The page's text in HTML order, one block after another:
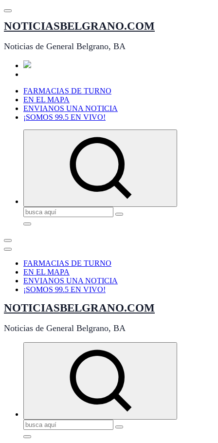
Saltar
contenido
NOTICIASBELGRANO.COM
Noticias de General Belgrano, BA
FARMACIAS DE TURNO
EN EL MAPA
ENVIANOS UNA NOTICIA
¡SOMOS 99.5 EN VIVO!
Buscar:
FARMACIAS DE TURNO
EN EL MAPA
ENVIANOS UNA NOTICIA
¡SOMOS 99.5 EN VIVO!
NOTICIASBELGRANO.COM
Noticias de General Belgrano, BA
Buscar: